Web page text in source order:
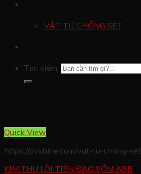
VẬT TƯ CHỐNG SÉT
Tìm kiếm:
Quick View
https://pvshine.com/vat-tu-chong-set
KIM THU LÔI TIÊN ĐẠO SỚM ABB